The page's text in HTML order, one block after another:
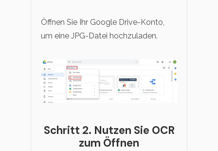
Öffnen Sie Ihr Google Drive-Konto,
um eine JPG-Datei hochzuladen.
Schritt 2. Nutzen Sie OCR
zum Öffnen